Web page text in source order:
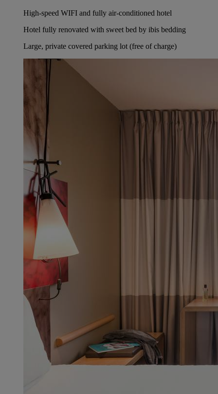
High-speed WIFI and fully air-conditioned hotel
Hotel fully renovated with sweet bed by ibis bedding
Large, private covered parking lot (free of charge)